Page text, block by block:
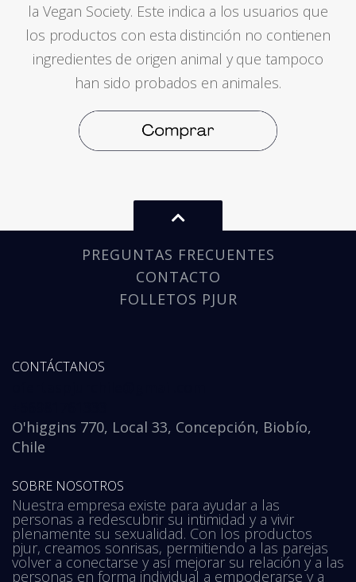
la Vegan Society. Este indica a los usuarios que
los productos con esta distinción no contienen
ingredientes de origen animal y que tampoco
han sido probados en animales.
PREGUNTAS FRECUENTES
CONTACTO
FOLLETOS PJUR
CONTÁCTANOS
O'higgins 770, Local 33, Concepción, Biobío,
Chile
SOBRE NOSOTROS
Nuestra empresa existe para ayudar a las
personas a redescubrir su intimidad y a vivir
plenamente su sexualidad. Con los productos
pjur, creamos sonrisas, permitiendo a las parejas
volver a conectarse y así mejorar su relación y a las
personas en forma individual a empoderarse y a